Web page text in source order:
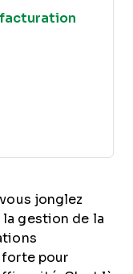
jonglez
la gestion de la
forte pour